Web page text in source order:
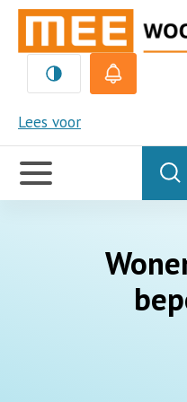
Lees voor
MEE
Handige
links